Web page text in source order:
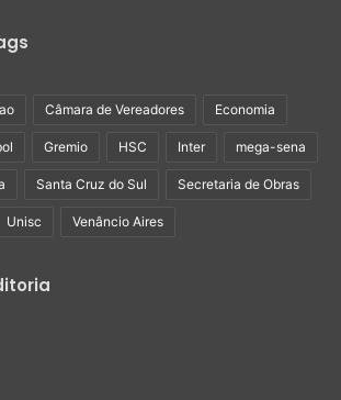
Câmara de Vereadores Economia
Gremio HSC Inter mega-sena
Santa Cruz do Sul Secretaria de Obras
Unisc Venâncio Aires